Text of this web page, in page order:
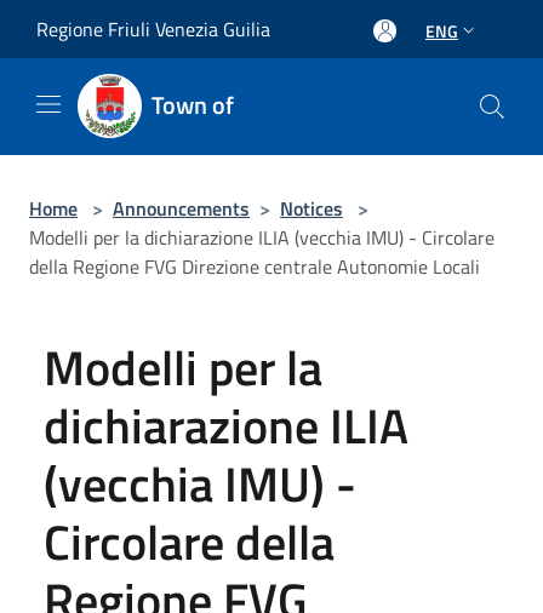
Regione Friuli Venezia Guilia ENG
Town of
Home > Announcements > Notices >
Modelli per la dichiarazione ILIA (vecchia IMU) - Circolare
della Regione FVG Direzione centrale Autonomie Locali
Modelli per la
dichiarazione ILIA
(vecchia IMU) -
Circolare della